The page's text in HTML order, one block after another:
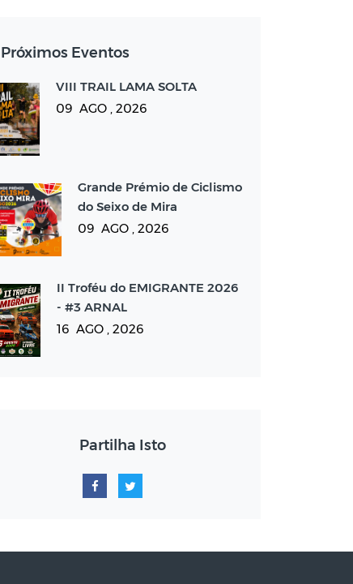
Próximos Eventos
VIII TRAIL LAMA SOLTA
09 AGO , 2026
Grande Prémio de Ciclismo
do Seixo de Mira
09 AGO , 2026
II Troféu do EMIGRANTE 2026
- #3 ARNAL
16 AGO , 2026
Partilha Isto